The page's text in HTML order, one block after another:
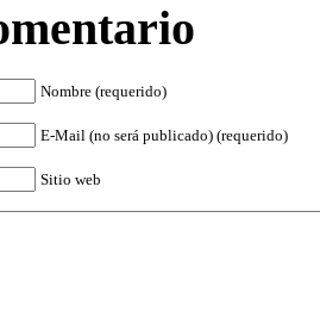
Nombre (requerido)
E-Mail (no será publicado) (requerido)
Sitio web